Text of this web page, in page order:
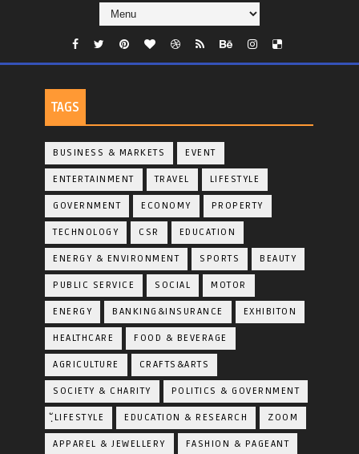
TAGS
BUSINESS & MARKETS EVENT
ENTERTAINMENT TRAVEL LIFESTYLE
GOVERNMENT ECONOMY PROPERTY
TECHNOLOGY CSR EDUCATION
ENERGY & ENVIRONMENT SPORTS BEAUTY
PUBLIC SERVICE SOCIAL MOTOR
ENERGY BANKING&INSURANCE EXHIBITON
HEALTHCARE FOOD & BEVERAGE
AGRICULTURE CRAFTS&ARTS
SOCIETY & CHARITY POLITICS & GOVERNMENT
ฺัLIFESTYLE EDUCATION & RESEARCH ZOOM
APPAREL & JEWELLERY FASHION & PAGEANT